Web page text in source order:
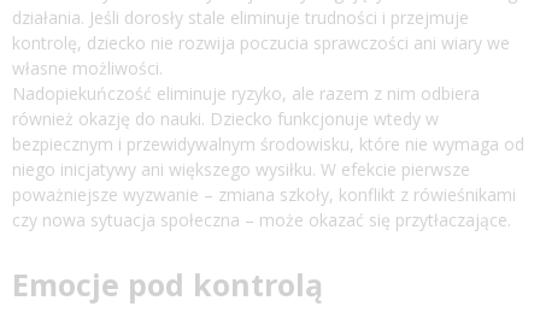
działania. Jeśli dorosły stale eliminuje trudności i przejmuje
kontrolę, dziecko nie rozwija poczucia sprawczości ani wiary we
własne możliwości.
Nadopiekuńczość eliminuje ryzyko, ale razem z nim odbiera
również okazję do nauki. Dziecko funkcjonuje wtedy w
bezpiecznym i przewidywalnym środowisku, które nie wymaga od
niego inicjatywy ani większego wysiłku. W efekcie pierwsze
poważniejsze wyzwanie – zmiana szkoły, konflikt z rówieśnikami
czy nowa sytuacja społeczna – może okazać się przytłaczające.
Emocje pod kontrolą